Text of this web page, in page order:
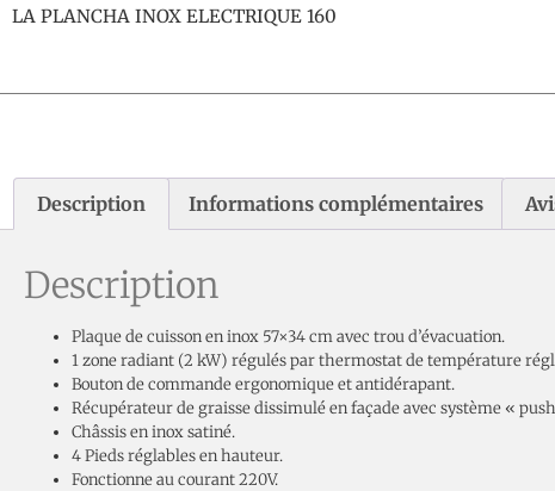
LA PLANCHA INOX ELECTRIQUE 160
Description Informations complémentaires
Description
Plaque de cuisson en inox 57×34 cm avec trou d’évacuation.
1 zone radiant (2 kW) régulés par thermostat de température
Bouton de commande ergonomique et antidérapant.
Récupérateur de graisse dissimulé en façade avec système «
Châssis en inox satiné.
4 Pieds réglables en hauteur.
Fonctionne au courant 220V.